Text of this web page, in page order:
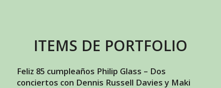
ITEMS DE PORTFOLIO
Feliz 85 cumpleaños Philip Glass – Dos
conciertos con Dennis Russell Davies y Maki